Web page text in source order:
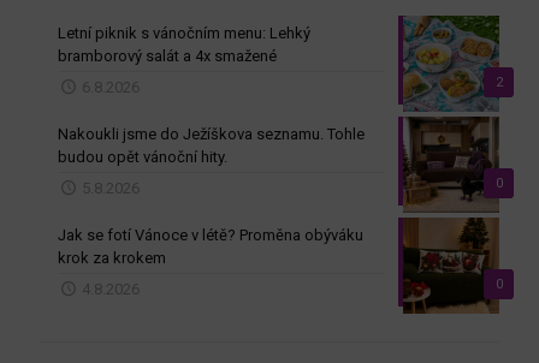
2
Letní piknik s vánočním menu: Lehký
bramborový salát a 4x smažené
6.8.2026
0
Nakoukli jsme do Ježíškova seznamu. Tohle
budou opět vánoční hity.
5.8.2026
0
Jak se fotí Vánoce v létě? Proměna obýváku
krok za krokem
4.8.2026